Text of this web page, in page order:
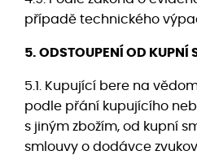
případě technického
5. ODSTOUPENÍ OD KUPNÍ
5.1. Kupující bere na
podle přání kupujícího
s jiným zbožím, od kupní
smlouvy o dodávce